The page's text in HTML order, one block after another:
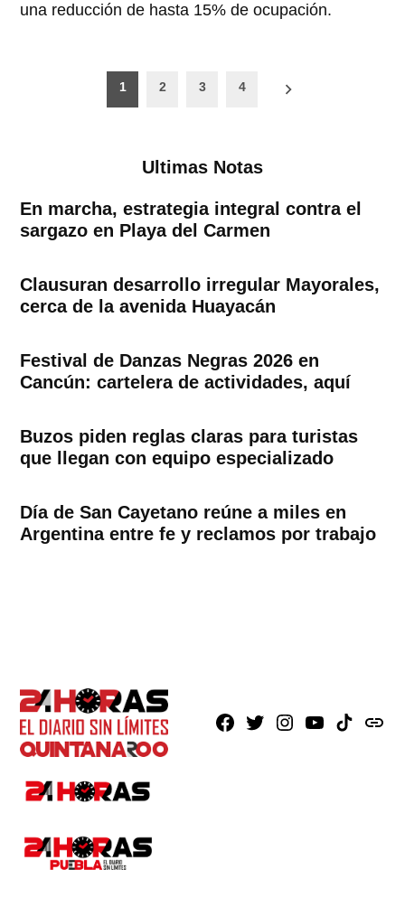
una reducción de hasta 15% de ocupación.
Paginación
1 2 3 4
Ultimas Notas
En marcha, estrategia integral contra el
sargazo en Playa del Carmen
Clausuran desarrollo irregular Mayorales,
cerca de la avenida Huayacán
Festival de Danzas Negras 2026 en
Cancún: cartelera de actividades, aquí
Buzos piden reglas claras para turistas
que llegan con equipo especializado
Día de San Cayetano reúne a miles en
Argentina entre fe y reclamos por trabajo
Facebook
X Instagram
YoutubeTikTokissuu